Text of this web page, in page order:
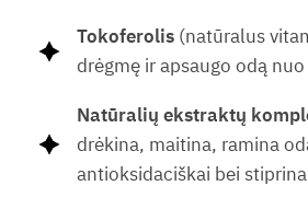
Tokoferolis (natūralus
drėgmę ir apsaugo odą
Natūralių ekstraktų
drėkina, maitina, ramina
antioksidaciškai bei